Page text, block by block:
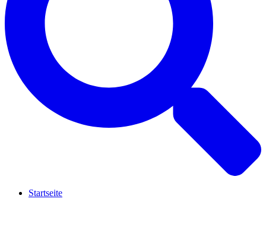
Startseite